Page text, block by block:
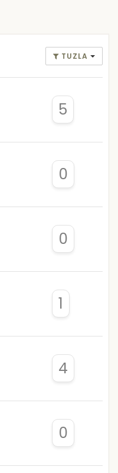
TUZLA
5
0
0
1
4
0